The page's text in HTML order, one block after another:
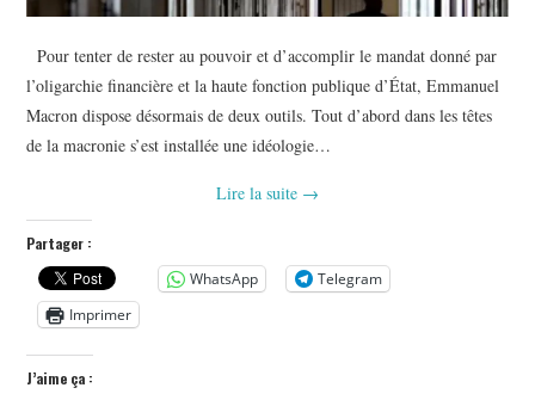
Pour tenter de rester au pouvoir et d’accomplir le mandat donné par
l’oligarchie financière et la haute fonction publique d’État, Emmanuel
Macron dispose désormais de deux outils. Tout d’abord dans les têtes
de la macronie s’est installée une idéologie…
Lire la suite →
Partager :
WhatsApp
Telegram
Imprimer
J’aime ça :